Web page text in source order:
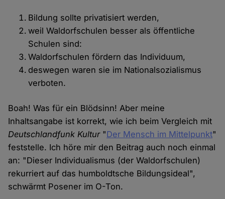
Bildung sollte privatisiert werden,
weil Waldorfschulen besser als öffentliche
Schulen sind:
Waldorfschulen fördern das Individuum,
deswegen waren sie im Nationalsozialismus
verboten.
Boah! Was für ein Blödsinn! Aber meine
Inhaltsangabe ist korrekt, wie ich beim Vergleich mit
Deutschlandfunk Kultur"Der Mensch im Mittelpunkt"
feststelle. Ich höre mir den Beitrag auch noch einmal
an: "Dieser Individualismus (der Waldorfschulen)
rekurriert auf das humboldtsche Bildungsideal",
schwärmt Posener im O-Ton.